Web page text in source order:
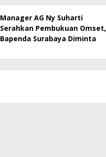
Manager AG Ny Suharti
Serahkan Pembukuan Omset,
Bapenda Surabaya Diminta